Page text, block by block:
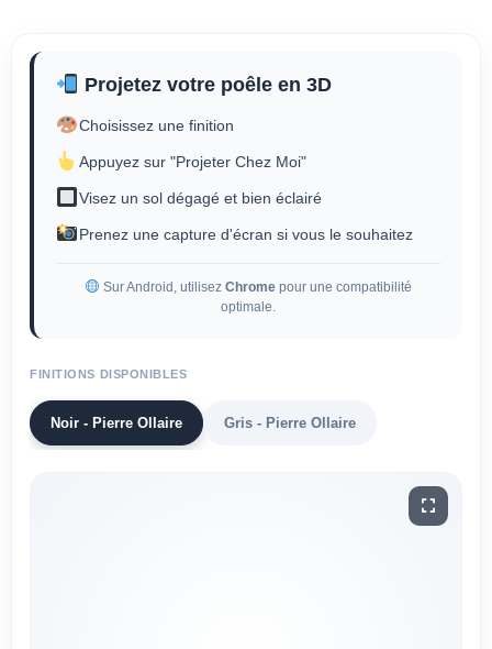
Projetez votre poêle en 3D
Choisissez une finition
Appuyez sur "Projeter Chez Moi"
Visez un sol dégagé et bien éclairé
Prenez une capture d'écran si vous le souhaitez
Sur Android, utilisez Chromepour une compatibilité
optimale.
FINITIONS DISPONIBLES
Noir - Pierre Ollaire Gris - Pierre Ollaire